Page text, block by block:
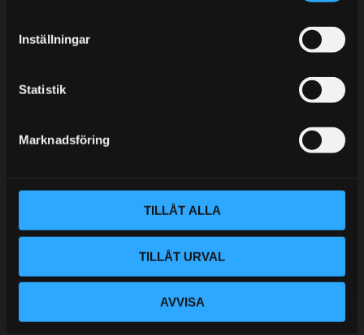
Inställningar
Statistik
Marknadsföring
TILLÅT ALLA
TILLÅT URVAL
AVVISA
KONTAKTA OSS
VÅR AFFÄRSIDÉ ÄR ENKEL: